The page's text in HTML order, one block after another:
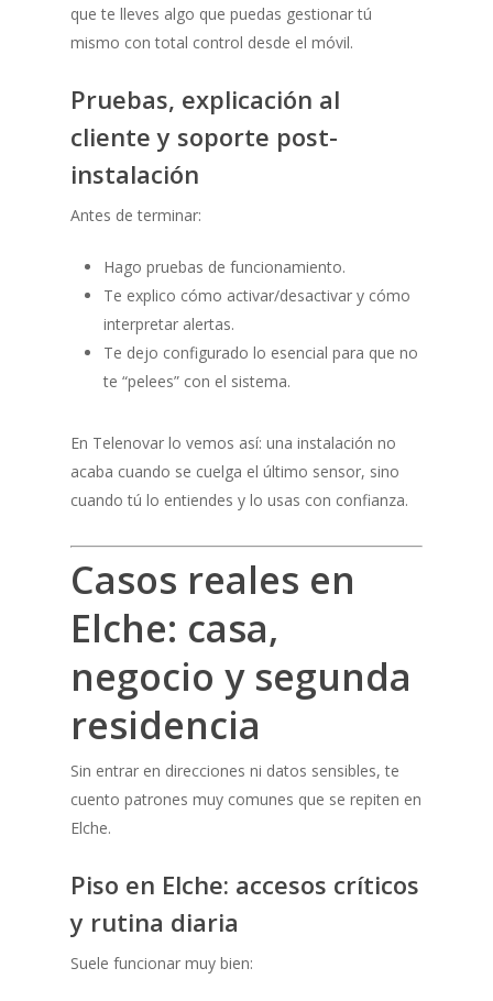
que te lleves algo que puedas gestionar tú
mismo con total control desde el móvil.
Pruebas, explicación al
cliente y soporte post-
instalación
Antes de terminar:
Hago pruebas de funcionamiento.
Te explico cómo activar/desactivar y cómo
interpretar alertas.
Te dejo configurado lo esencial para que no
te “pelees” con el sistema.
En Telenovar lo vemos así: una instalación no
acaba cuando se cuelga el último sensor, sino
cuando tú lo entiendes y lo usas con confianza.
Casos reales en
Elche: casa,
negocio y segunda
residencia
Sin entrar en direcciones ni datos sensibles, te
cuento patrones muy comunes que se repiten en
Elche.
Piso en Elche: accesos críticos
y rutina diaria
Suele funcionar muy bien: